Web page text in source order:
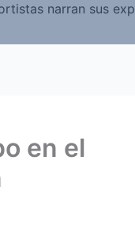
narran sus
en el